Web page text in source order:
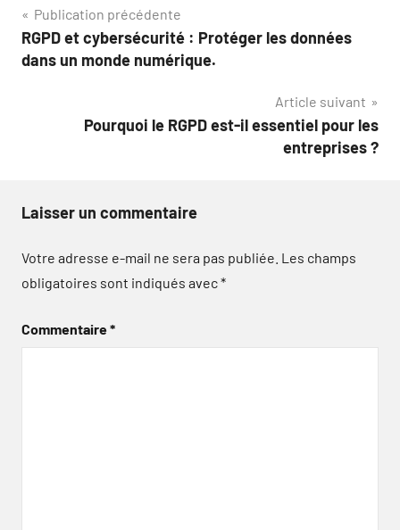
Navigation
de
Publication précédente
RGPD et cybersécurité : Protéger les données
dans un monde numérique.
Article suivant
Pourquoi le RGPD est-il essentiel pour les
entreprises ?
Laisser un commentaire
Votre adresse e-mail ne sera pas publiée. Les champs
obligatoires sont indiqués avec*
Commentaire*